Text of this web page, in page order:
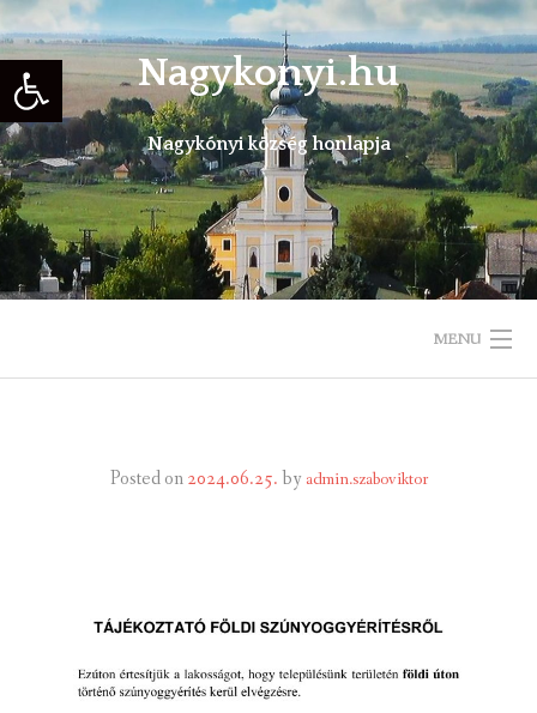
Eszköztár megnyitása
Skip
to
content
Nagykonyi.hu
Nagykónyi község honlapja
MENU
TELEPÜLÉSÜNKRŐL
GALÉRIA
Posted on2024.06.25.by admin.szaboviktor